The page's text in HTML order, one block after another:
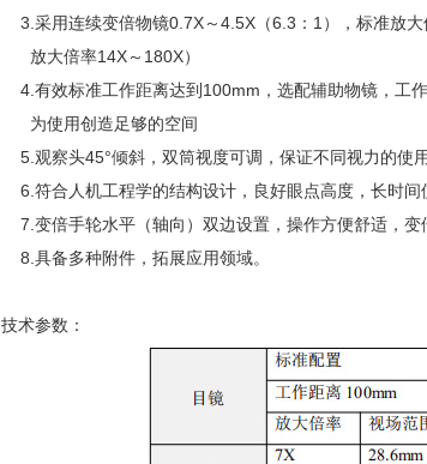
3.采用连续变倍物镜0.7X～4.5X（6.3：1），标准放大
放大倍率14X～180X）
4.有效标准工作距离达到100mm，选配辅助物镜，工
为使用创造足够的空间
5.观察头45°倾斜，双筒视度可调，保证不同视力的使
6.符合人机工程学的结构设计，良好眼点高度，长时间
7.变倍手轮水平（轴向）双边设置，操作方便舒适，变
8.具备多种附件，拓展应用领域。
技术参数：